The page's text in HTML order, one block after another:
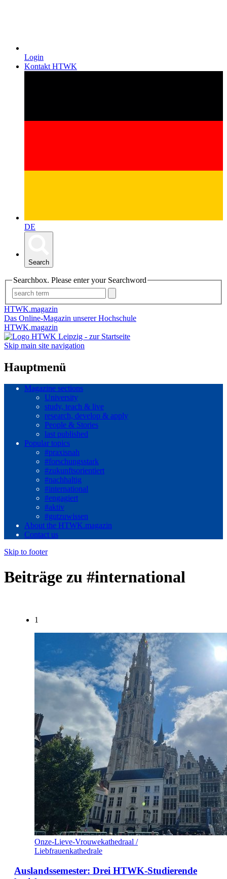
Login
Kontakt HTWK
DE
Search
Searchbox. Please enter your Searchword
HTWK.magazin
Das Online-Magazin unserer Hochschule
HTWK.magazin
Skip main site navigation
Hauptmenü
Magazine sections
University
study, teach & live
research, develop & apply
People & Stories
last published
Popular topics
#praxisnah
#forschungsstark
#zukunftsorientiert
#nachhaltig
#international
#engagiert
#aktiv
#gutzuwissen
About the HTWK.magazin
Contact us
Skip to footer
Beiträge zu #international
1
Onze-Lieve-Vrouwekathedraal /
Liebfrauenkathedrale
Auslandssemester: Drei HTWK-Studierende